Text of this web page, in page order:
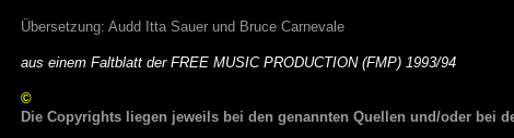
Übersetzung: Audd IttaSauer und Bruce Carnevale
aus einem Faltblatt der FREE MUSIC PRODUCTION (FMP) 1993/94
©
Die Copyrights liegen jeweils bei den genannten Quellen und/oder bei